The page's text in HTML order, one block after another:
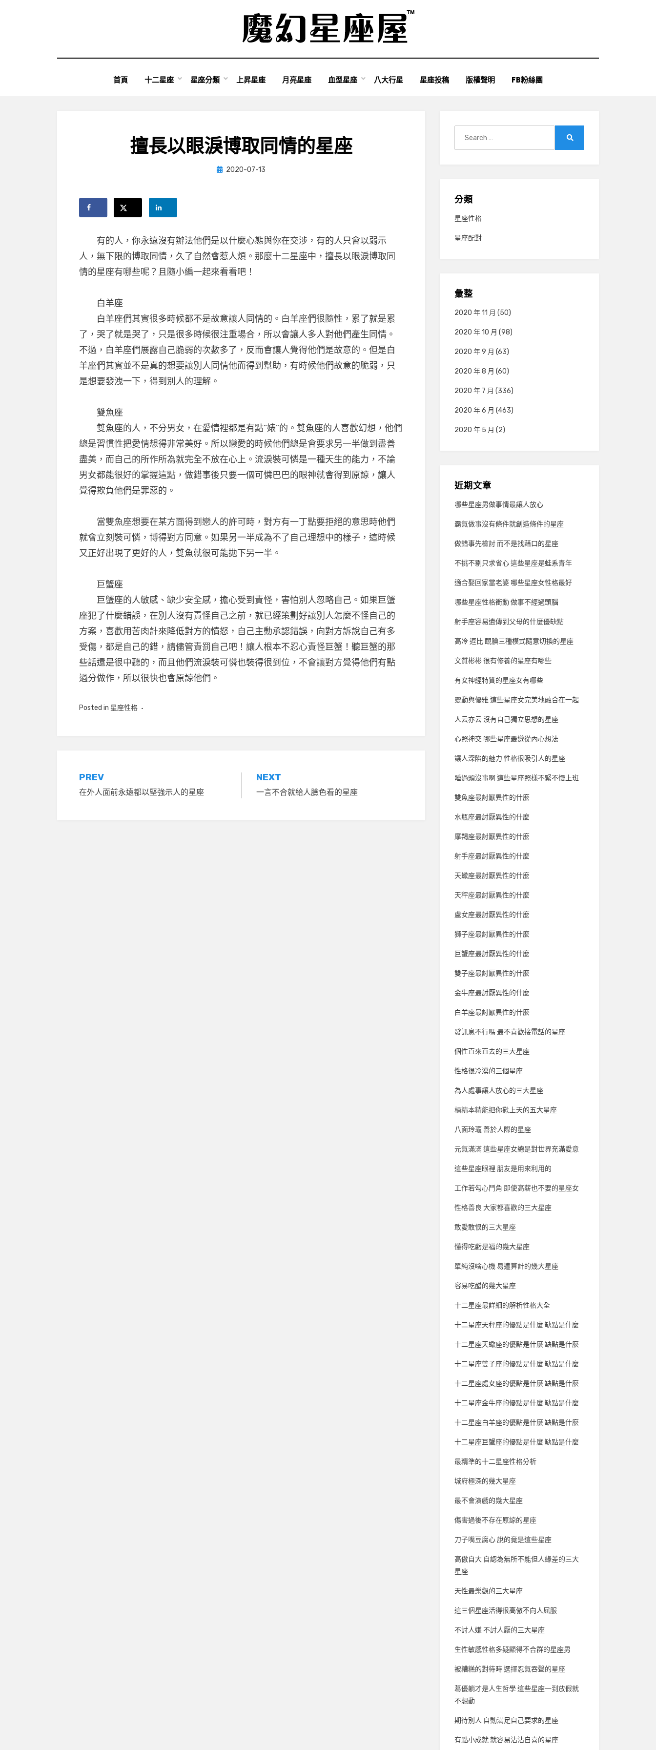
首頁 十二星座 星座分類 上昇星座 月亮星座 血型星座 八大行星 星座投稿 版權聲明 FB粉絲團
擅長以眼淚博取同情的星座
by小編
Posted
2020-07-13
有的人，你永遠沒有辦法他們是以什麼心態與你在交涉，有的人只會以弱示
人，無下限的博取同情，久了自然會惹人煩。那麼十二星座中，擅長以眼淚博取同
情的星座有哪些呢？且隨小編一起來看看吧！
白羊座
白羊座們其實很多時候都不是故意讓人同情的。白羊座們很隨性，累了就是累
了，哭了就是哭了，只是很多時候很注重場合，所以會讓人多人對他們產生同情。
不過，白羊座們展露自己脆弱的次數多了，反而會讓人覺得他們是故意的。但是白
羊座們其實並不是真的想要讓別人同情他而得到幫助，有時候他們故意的脆弱，只
是想要發洩一下，得到別人的理解。
雙魚座
雙魚座的人，不分男女，在愛情裡都是有點“婊”的。雙魚座的人喜歡幻想，他們
總是習慣性把愛情想得非常美好。所以戀愛的時候他們總是會要求另一半做到盡善
盡美，而自己的所作所為就完全不放在心上。流淚裝可憐是一種天生的能力，不論
男女都能很好的掌握這點，做錯事後只要一個可憐巴巴的眼神就會得到原諒，讓人
覺得欺負他們是罪惡的。
當雙魚座想要在某方面得到戀人的許可時，對方有一丁點要拒絕的意思時他們
就會立刻裝可憐，博得對方同意。如果另一半成為不了自己理想中的樣子，這時候
又正好出現了更好的人，雙魚就很可能拋下另一半。
巨蟹座
巨蟹座的人敏感、缺少安全感，擔心受到責怪，害怕別人忽略自己。如果巨蟹
座犯了什麼錯誤，在別人沒有責怪自己之前，就已經策劃好讓別人怎麼不怪自己的
方案，喜歡用苦肉計來降低對方的憤怒，自己主動承認錯誤，向對方訴說自己有多
受傷，都是自己的錯，請儘管責罰自己吧！讓人根本不忍心責怪巨蟹！聽巨蟹的那
些話還是很中聽的，而且他們流淚裝可憐也裝得很到位，不會讓對方覺得他們有點
過分做作，所以很快也會原諒他們。
Posted in 星座性格
文
章
PREV
在外人面前永遠都以堅強示人的星座
NEXT
一言不合就給人臉色看的星座
分類
星座性格
星座配對
彙整
2020 年 11 月 (50)
2020 年 10 月 (98)
2020 年 9 月 (63)
2020 年 8 月 (60)
2020 年 7 月 (336)
2020 年 6 月 (463)
2020 年 5 月 (2)
近期文章
哪些星座男做事情最讓人放心
霸氣做事沒有條件就創造條件的星座
做錯事先檢討 而不是找藉口的星座
不挑不剔只求省心 這些星座是蛙系青年
適合娶回家當老婆 哪些星座女性格最好
哪些星座性格衝動 做事不經過頭腦
射手座容易遺傳到父母的什麼優缺點
高冷 逗比 靦腆三種模式隨意切換的星座
文質彬彬 很有修養的星座有哪些
有女神經特質的星座女有哪些
靈動與優雅 這些星座女完美地融合在一起
人云亦云 沒有自己獨立思想的星座
心照神交 哪些星座最遵從內心想法
讓人深陷的魅力 性格很吸引人的星座
睡過頭沒事啊 這些星座照樣不緊不慢上班
雙魚座最討厭異性的什麼
水瓶座最討厭異性的什麼
摩羯座最討厭異性的什麼
射手座最討厭異性的什麼
天蠍座最討厭異性的什麼
天秤座最討厭異性的什麼
處女座最討厭異性的什麼
獅子座最討厭異性的什麼
巨蟹座最討厭異性的什麼
雙子座最討厭異性的什麼
金牛座最討厭異性的什麼
白羊座最討厭異性的什麼
發訊息不行嗎 最不喜歡接電話的星座
個性直來直去的三大星座
性格很冷漠的三個星座
為人處事讓人放心的三大星座
槓精本精能把你懟上天的五大星座
八面玲瓏 善於人際的星座
元氣滿滿 這些星座女總是對世界充滿愛意
這些星座眼裡 朋友是用來利用的
工作若勾心鬥角 即使高薪也不要的星座女
性格善良 大家都喜歡的三大星座
敢愛敢恨的三大星座
懂得吃虧是福的幾大星座
單純沒啥心機 易遭算計的幾大星座
容易吃醋的幾大星座
十二星座最詳細的解析性格大全
十二星座天秤座的優點是什麼 缺點是什麼
十二星座天蠍座的優點是什麼 缺點是什麼
十二星座雙子座的優點是什麼 缺點是什麼
十二星座處女座的優點是什麼 缺點是什麼
十二星座金牛座的優點是什麼 缺點是什麼
十二星座白羊座的優點是什麼 缺點是什麼
十二星座巨蟹座的優點是什麼 缺點是什麼
最精準的十二星座性格分析
城府極深的幾大星座
最不會演戲的幾大星座
傷害過後不存在原諒的星座
刀子嘴豆腐心 說的竟是這些星座
高傲自大 自認為無所不能但人緣差的三大
星座
天性最樂觀的三大星座
這三個星座活得很高傲不向人屈服
不討人嫌 不討人厭的三大星座
生性敏感性格多疑顯得不合群的星座男
被糟糕的對待時 選擇忍氣吞聲的星座
葛優躺才是人生哲學 這些星座一到放假就
不想動
期待別人 自動滿足自己要求的星座
有點小成就 就容易沾沾自喜的星座